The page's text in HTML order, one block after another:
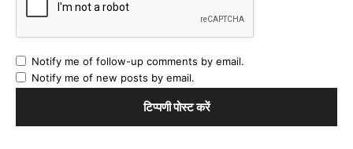
Notify me of follow-up comments by email.
Notify me of new posts by email.